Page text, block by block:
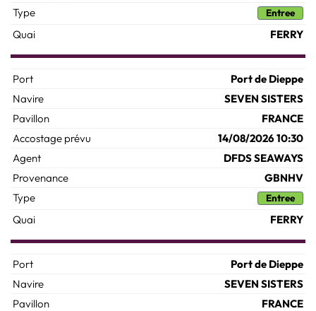
Entree
FERRY
Port de Dieppe
SEVEN SISTERS
FRANCE
14/08/2026 10:30
DFDS SEAWAYS
GBNHV
Entree
FERRY
Port de Dieppe
SEVEN SISTERS
FRANCE